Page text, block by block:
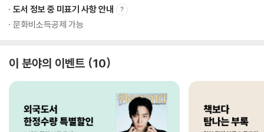
도서 정보 중 미표기 사항 안내
문화비소득공제 가능
이 분야의 이벤트 10